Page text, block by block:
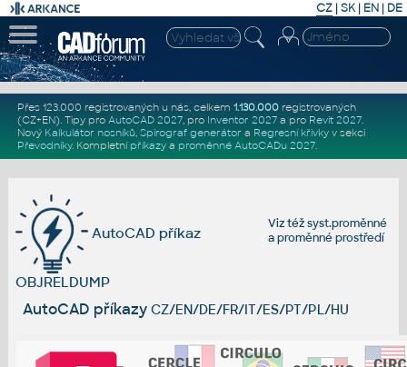
CZ | SK| EN | DE
Přes 123.000 registrovaných u nás, celkem 1.130.000registrovaných
(CZ+EN). Tipy pro AutoCAD 2027, pro Inventor 2027a pro Revit 2027.
Nový Kalkulátor nosníků, Spirograf generátor a Regresní křivkyv sekci
Převodníky. Kompletní příkazya proměnné AutoCADu 2027.
Viz téžsyst.proměnné
aproměnné prostředí
AutoCAD příkaz
OBJRELDUMP
AutoCAD příkazy CZ/EN/DE/FR/IT/ES/PT/PL/HU